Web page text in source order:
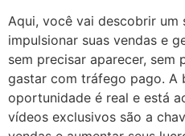
Aqui, você vai descobrir um
impulsionar suas vendas e
sem precisar aparecer, sem
gastar com tráfego pago. A
oportunidade é real e está
vídeos exclusivos são a